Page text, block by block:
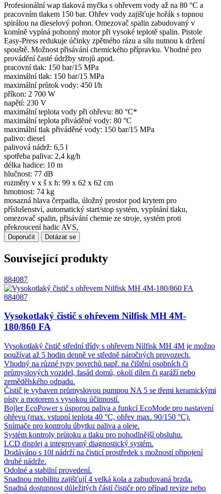
Profesionální wap tlaková myčka s ohřevem vody až na 80 °C a
pracovním tlakem 150 bar. Ohřev vody zajišťuje hořák s topnou
spirálou na dieselový pohon. Omezovač spalin zabudovaný v
komíně vypíná pohonný motor při vysoké teplotě spalin. Pistole
Easy-Press redukuje účinky zpětného rázu a sílu nutnou k držení
spouště. Možnost přisávání chemického přípravku. Vhodné pro
provádění časté údržby strojů apod.
pracovní tlak: 150 bar/15 MPa
maximální tlak: 150 bar/15 MPa
maximální průtok vody: 450 l/h
příkon: 2 700 W
napětí: 230 V
maximální teplota vody při ohřevu: 80 °C*
maximální teplota přiváděné vody: 80 °C
maximální tlak přiváděné vody: 150 bar/15 MPa
palivo: diesel
palivová nádrž: 6,5 l
spotřeba paliva: 2,4 kg/h
délka hadice: 10 m
hlučnost: 77 dB
rozměry v x š x h: 99 x 62 x 62 cm
hmotnost: 74 kg
mosazná hlava čerpadla, úložný prostor pod krytem pro
příslušenství, automatický start/stop systém, vypínání tlaku,
omezovač spalin, přisávání chemie ze stroje, systém proti
překroucení hadic AVS,
Doporučit Dotázat se
Související produkty
884087
884087
Vysokotlaký čistič s ohřevem Nilfisk MH 4M-
180/860 FA
Vysokotlaký čistič střední třídy s ohřevem Nilfisk MH 4M je možno
používat až 5 hodin denně ve středně náročných provozech.
Vhodný na různé typy povrchů např. na čištění osobních či
průmyslových vozidel, fasád domů, okolí dílen či garáží nebo
zemědělského odpadu.
Čistič je vybaven průmyslovou pumpou NA 5 se třemi keramickými
písty a motorem s vysokou účinností.
Bojler EcoPower s úsporou paliva a funkcí EcoMode pro nastavení
ohřevu (max. vstupní teplota 40 °C, ohřev max. 90/150 °C).
Snímače pro kontrolu úbytku paliva a oleje.
Systém kontroly průtoku a tlaku pro pohodlnější obsluhu.
LCD displej a integrovaný diagnostický systém.
Dodáváno s 10l nádrží na čisticí prostředek s možností připojení
druhé nádrže.
Odolné a stabilní provedení.
Snadnou mobilitu zajišťují 4 velká kola a zabudovaná brzda.
Snadná dostupnost důležitých částí čističe pro případ revize nebo